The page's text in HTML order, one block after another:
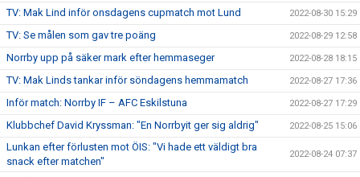
TV: Mak Lind inför onsdagens cupmatch mot Lund 2022-08-30 15:29
TV: Se målen som gav tre poäng 2022-08-29 12:58
Norrby upp på säker mark efter hemmaseger 2022-08-28 18:15
TV: Mak Linds tankar inför söndagens hemmamatch 2022-08-27 17:36
Inför match: Norrby IF – AFC Eskilstuna 2022-08-27 17:29
Klubbchef David Kryssman: "En Norrbyit ger sig aldrig" 2022-08-25 15:06
Lunkan efter förlusten mot ÖIS: "Vi hade ett väldigt bra
snack efter matchen"
2022-08-24 07:37